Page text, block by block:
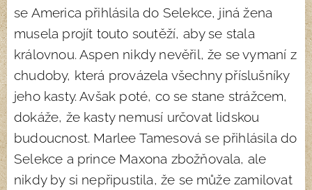
se America přihlásila do Selekce, jiná žena
musela projít touto soutěží, aby se stala
královnou. Aspen nikdy nevěřil, že se vymaní z
chudoby, která provázela všechny příslušníky
jeho kasty. Avšak poté, co se stane strážcem,
dokáže, že kasty nemusí určovat lidskou
budoucnost. Marlee Tamesová se přihlásila do
Selekce a prince Maxona zbožňovala, ale
nikdy by si nepřipustila, že se může zamilovat